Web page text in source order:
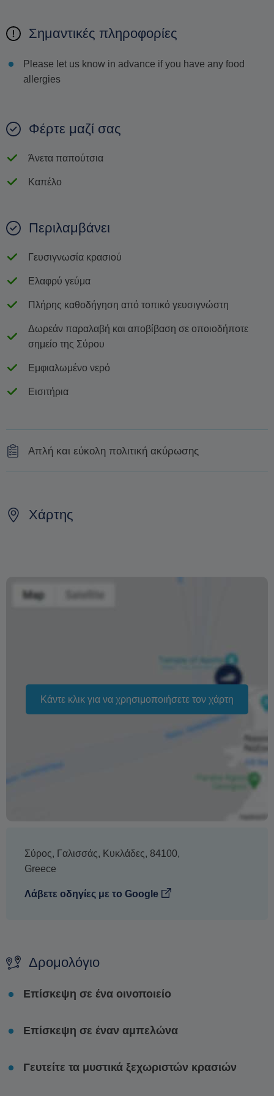
Σημαντικές πληροφορίες
Please let us know in advance if you have any food
allergies
Φέρτε μαζί σας
Άνετα παπούτσια
Καπέλο
Περιλαμβάνει
Γευσιγνωσία κρασιού
Ελαφρύ γεύμα
Πλήρης καθοδήγηση από τοπικό γευσιγνώστη
Δωρεάν παραλαβή και αποβίβαση σε οποιοδήποτε
σημείο της Σύρου
Εμφιαλωμένο νερό
Εισιτήρια
Απλή και εύκολη πολιτική ακύρωσης
οινογνωσίας
Η φράση «Δωρεάν ακύρωση» σημαίνει ότι δεν υπάρχει
Χάρτης
Κάντε κλικ για να χρησιμοποιήσετε τον χάρτη
Σύρος, Γαλισσάς, Κυκλάδες, 84100,
Greece
Λάβετε οδηγίες με το Google
Δρομολόγιο
Επίσκεψη σε ένα οινοποιείο
Επίσκεψη σε έναν αμπελώνα
Γευτείτε τα μυστικά ξεχωριστών κρασιών